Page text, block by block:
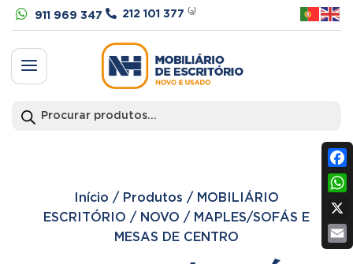
 911 969 347  212 101 377 ⁽ᵃ⁾
a
search
Início / Produtos / MOBILIÁRIO
ESCRITÓRIO / NOVO / MAPLES/SOFÁS E
MESAS DE CENTRO
X